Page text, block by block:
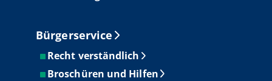
Bürgerservice
Recht verständlich
Broschüren und Hilfen